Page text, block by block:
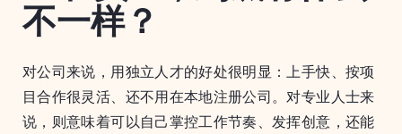
不一样？
对公司来说，用独立人才的好处很明显：上手快、按项
目合作很灵活、还不用在本地注册公司。对专业人士来
说，则意味着可以自己掌控工作节奏、发挥创意，还能